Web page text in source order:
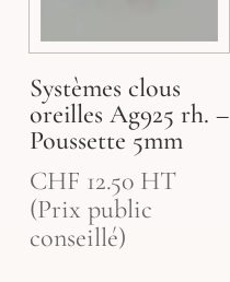
Systèmes clous
oreilles Ag925 rh. –
Poussette 5mm
CHF 12.50 HT
(Prix public
conseillé)